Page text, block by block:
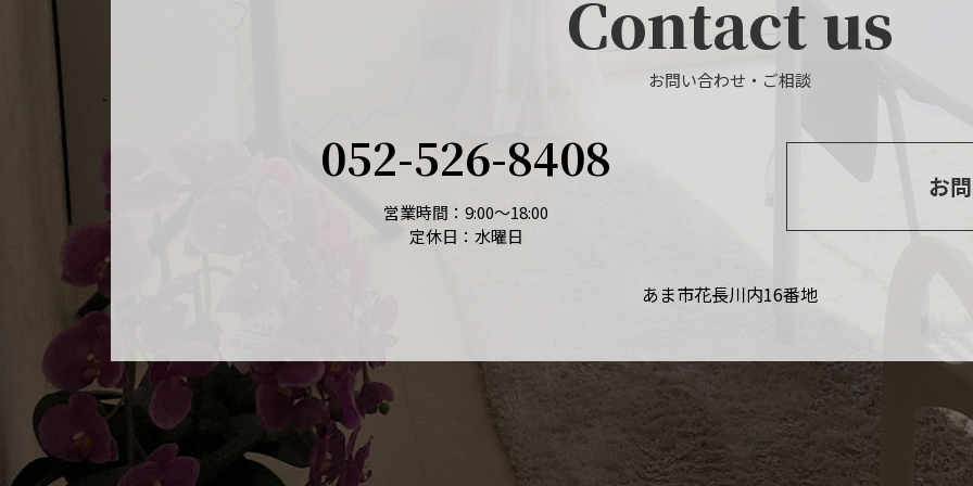
Contact us
お問い合わせ・ご相談
052-526-8408
営業時間：9:00～18:00
定休日：水曜日
お
あま市花長川内16番地